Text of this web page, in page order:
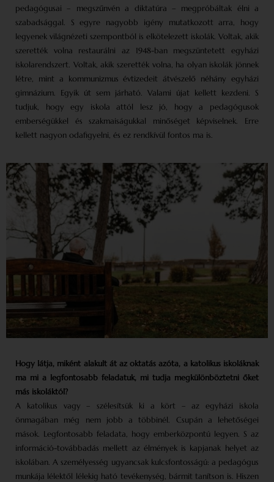
pedagógusai – megszűnvén a diktatúra – megpróbáltak élni a
szabadsággal. S egyre nagyobb igény mutatkozott arra, hogy
legyenek világnézeti szempontból is elkötelezett iskolák. Voltak, akik
szerették volna restaurálni az 1948-ban megszüntetett egyházi
iskolarendszert. Voltak, akik szerették volna, ha olyan iskolák jönnek
létre, mint a kommunizmus évtizedeit átvészelő néhány egyházi
gimnázium. Egyik út sem járható. Valami újat kellett kezdeni. S
tudjuk, hogy egy iskola attól lesz jó, hogy a pedagógusok
emberségükkel és szakmaiságukkal minőséget képviselnek. Erre
kellett nagyon odafigyelni, és ez rendkívül fontos ma is.
Hogy látja, miként alakult át az oktatás azóta, a katolikus iskoláknak
ma mi a legfontosabb feladatuk, mi tudja megkülönböztetni őket
más iskoláktól?
A katolikus vagy – szélesítsük ki a kört – az egyházi iskola
önmagában még nem jobb a többinél. Csupán a lehetőségei
mások. Legfontosabb feladata, hogy emberközpontú legyen. S az
információ-továbbadás mellett az élmények is kapjanak helyet az
iskolában. A személyesség ugyancsak kulcsfontosságú: a pedagógus
munkája lélektől lélekig ható tevékenység, bármit tanítson is. Hiszen